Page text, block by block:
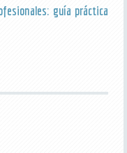
guía práctica